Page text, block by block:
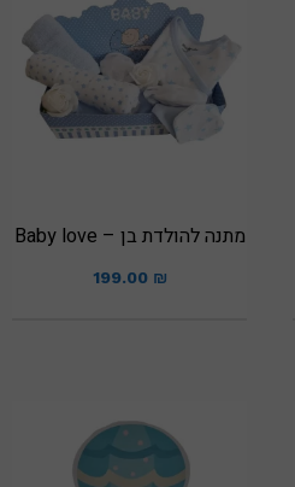
מתנה להולדת בן – Baby love
199.00 ₪